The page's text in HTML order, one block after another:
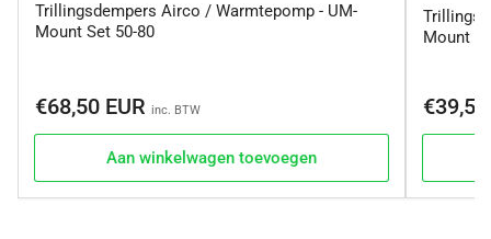
Trillingsdempers Airco / Warmtepomp - UM-
Mount Set 50-80
Normale
€68,50 EUR inc. BTW
Aan winkelwagen toevoegen
Mount
Normale